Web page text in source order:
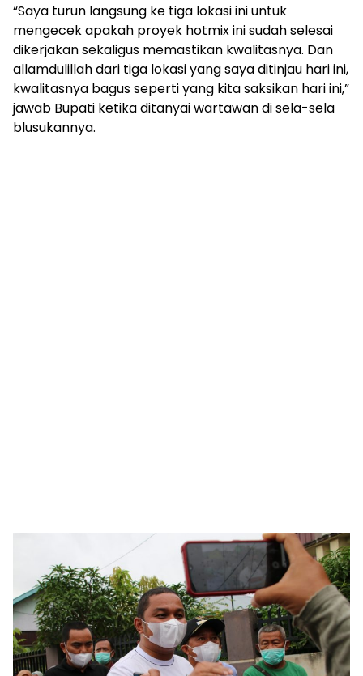
“Saya turun langsung ke tiga lokasi ini untuk
mengecek apakah proyek hotmix ini sudah selesai
dikerjakan sekaligus memastikan kwalitasnya. Dan
allamdulillah dari tiga lokasi yang saya ditinjau hari ini,
kwalitasnya bagus seperti yang kita saksikan hari ini,”
jawab Bupati ketika ditanyai wartawan di sela-sela
blusukannya.